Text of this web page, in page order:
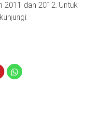
2011 dan 2012. Untuk
Click
to
share
Click
to